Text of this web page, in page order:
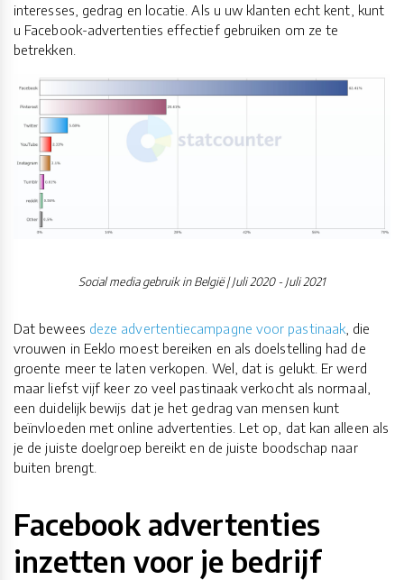
interesses, gedrag en locatie. Als u uw klanten echt kent, kunt
u Facebook-advertenties effectief gebruiken om ze te
betrekken.
Social media gebruik in België | Juli 2020 - Juli 2021
Dat bewees deze advertentiecampagne voor pastinaak , die
vrouwen in Eeklo moest bereiken en als doelstelling had de
groente meer te laten verkopen. Wel, dat is gelukt. Er werd
maar liefst vijf keer zo veel pastinaak verkocht als normaal,
een duidelijk bewijs dat je het gedrag van mensen kunt
beïnvloeden met online advertenties. Let op, dat kan alleen als
je de juiste doelgroep bereikt en de juiste boodschap naar
buiten brengt.
Facebook advertenties
inzetten voor je bedrijf